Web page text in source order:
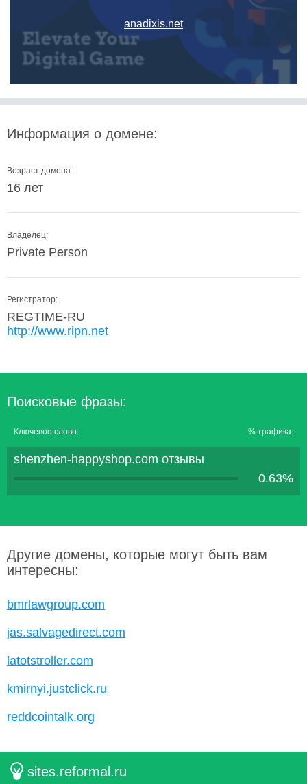
anadixis.net
Информация о домене:
Возраст домена:
16 лет
Владелец:
Private Person
Регистратор:
REGTIME-RU
http://www.ripn.net
Поисковые фразы:
Ключевое слово: % трафика:
shenzhen-happyshop.com отзывы
0.63%
Другие домены, которые могут быть вам
интересны:
bmrlawgroup.com
jas.salvagedirect.com
latotstroller.com
kmirnyi.justclick.ru
reddcointalk.org
sites.reformal.ru